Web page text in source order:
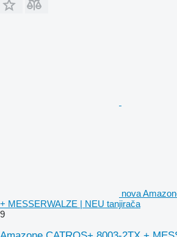
nova
+ MESSERWALZE | NEU tanjirača
9